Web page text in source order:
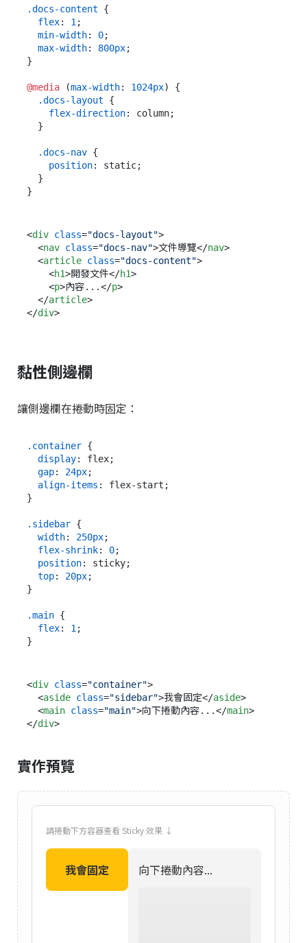
.docs-content {
flex: 1 ;
min-width: 0;
max-width: 800px;
}
@media (max-width: 1024px) {
.docs-layout {
flex-direction: column;
.docs-nav {
position: static;
<div class="docs-layout">
<nav class="docs-nav">文件導覽</nav>
<article class="docs-content">
<h1>開發文件</h1>
<p>內容...</p>
</article>
</div>
黏性側邊欄
讓側邊欄在捲動時固定：
.container {
display: flex;
gap: 24px;
align-items : flex-start;
}
.sidebar {
width: 250px;
flex-shrink: 0;
position: sticky;
top: 20px;
}
.main {
flex: 1;
<div class="container">
<aside class="sidebar">我會固定</aside>
<main class="main">向下捲動內容...</main>
</div>
實作預覽
請捲動下方容器查看 Sticky 效果 ↓
我會固定 向下捲動內容...